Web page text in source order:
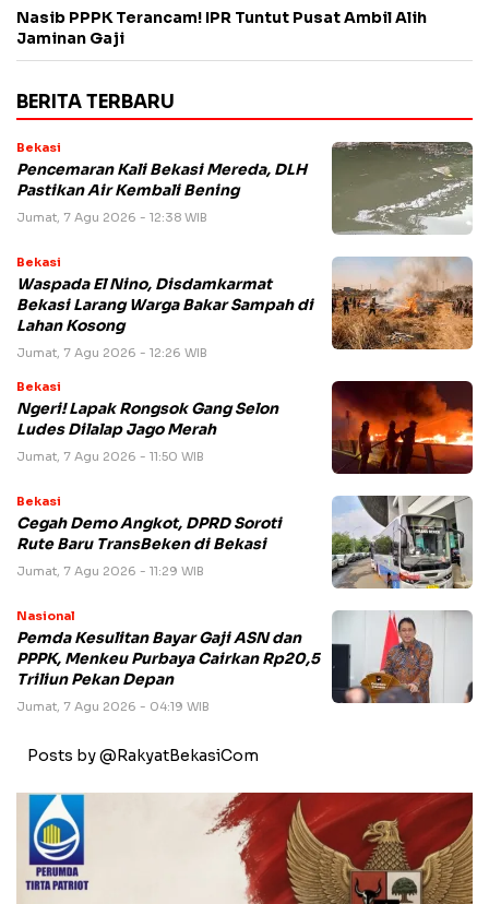
Nasib PPPK Terancam! IPR Tuntut Pusat Ambil Alih
Jaminan Gaji
BERITA TERBARU
Bekasi
Pencemaran Kali Bekasi Mereda, DLH
Pastikan Air Kembali Bening
Jumat, 7 Agu 2026 - 12:38 WIB
Bekasi
Waspada El Nino, Disdamkarmat
Bekasi Larang Warga Bakar Sampah di
Lahan Kosong
Jumat, 7 Agu 2026 - 12:26 WIB
Bekasi
Ngeri! Lapak Rongsok Gang Selon
Ludes Dilalap Jago Merah
Jumat, 7 Agu 2026 - 11:50 WIB
Bekasi
Cegah Demo Angkot, DPRD Soroti
Rute Baru TransBeken di Bekasi
Jumat, 7 Agu 2026 - 11:29 WIB
Nasional
Pemda Kesulitan Bayar Gaji ASN dan
PPPK, Menkeu Purbaya Cairkan Rp20,5
Triliun Pekan Depan
Jumat, 7 Agu 2026 - 04:19 WIB
Posts by @RakyatBekasiCom